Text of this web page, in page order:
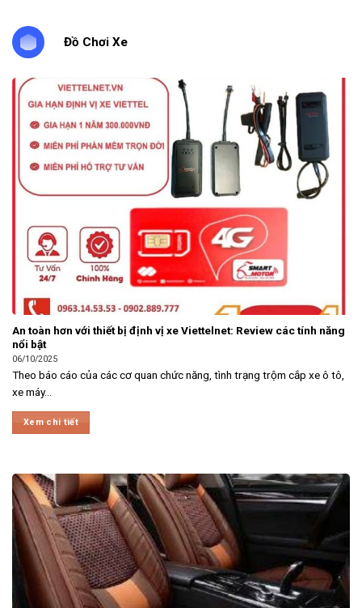
Đồ Chơi Xe
An toàn hơn với thiết bị định vị xe Viettelnet: Review các tính năng
nổi bật
06/10/2025
Theo báo cáo của các cơ quan chức năng, tình trạng trộm cắp xe ô tô,
xe máy...
Xem chi tiết